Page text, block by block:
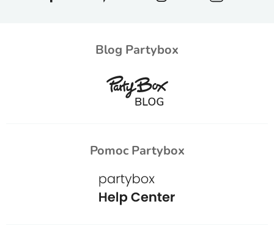
Blog Partybox
Pomoc Partybox